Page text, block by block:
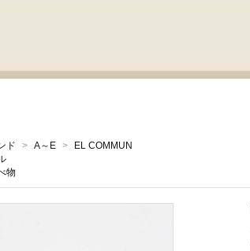
ド > A～E >
EL COMMUN
物